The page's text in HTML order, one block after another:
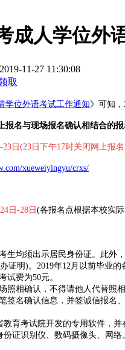
成人学位外
11-27 11:30:08
取
学位外语考试工作通知》可知
报名与现场报名确认相结合的报
23日(23日下午17时关闭网上报
xueweiyingyu/crxs/
日-28日 (各报名点根据本校实
生均须出示居民身份证。 此外
证明)。 2019年12月以前毕业的
试费为50元。
照相确认，不得请他人代替照
签名确认信息，并签诚信报名
育考试院开发的专用软件， 并
证识别仪、数码摄像头、网 络